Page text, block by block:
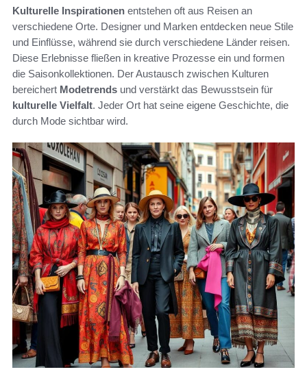
Kulturelle Inspirationen entstehen oft aus Reisen an
verschiedene Orte. Designer und Marken entdecken neue Stile
und Einflüsse, während sie durch verschiedene Länder reisen.
Diese Erlebnisse fließen in kreative Prozesse ein und formen
die Saisonkollektionen. Der Austausch zwischen Kulturen
bereichert Modetrends und verstärkt das Bewusstsein für
kulturelle Vielfalt. Jeder Ort hat seine eigene Geschichte, die
durch Mode sichtbar wird.